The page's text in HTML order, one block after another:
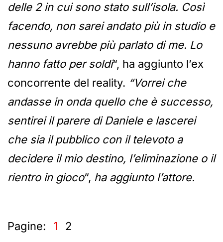
delle 2 in cui sono stato sull’isola. Così
facendo, non sarei andato più in studio e
nessuno avrebbe più parlato di me. Lo
hanno fatto per soldi“, ha aggiunto l’ex
concorrente del reality. “Vorrei che
andasse in onda quello che è successo,
sentirei il parere di Daniele e lascerei
che sia il pubblico con il televoto a
decidere il mio destino, l’eliminazione o il
rientro in gioco“, ha aggiunto l’attore.
Pagine: 1 2